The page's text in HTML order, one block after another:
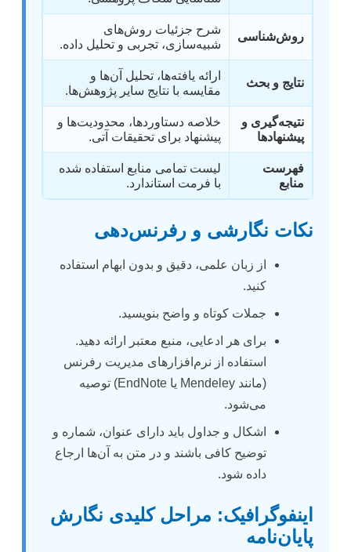
روش‌شناسی
شرح جزئیات روش‌های
شبیه‌سازی، تجربی و تحلیل داده.
نتایج و بحث
ارائه یافته‌ها، تحلیل آن‌ها و
مقایسه با نتایج سایر پژوهش‌ها.
نتیجه‌گیری و
پیشنهادها
خلاصه دستاوردها، محدودیت‌ها و
پیشنهاد برای تحقیقات آتی.
فهرست
منابع
لیست تمامی منابع استفاده شده
با فرمت استاندارد.
نکات نگارشی و رفرنس‌دهی
از زبان علمی، دقیق و بدون ابهام استفاده
کنید.
جملات کوتاه و واضح بنویسید.
برای هر ادعایی، منبع معتبر ارائه دهید.
استفاده از نرم‌افزارهای مدیریت رفرنس
(مانند Mendeley یا EndNote) توصیه
می‌شود.
اشکال و جداول باید دارای عنوان، شماره و
توضیح کافی باشند و در متن به آن‌ها ارجاع
داده شود.
اینفوگرافیک: مراحل کلیدی نگارش
پایان‌نامه